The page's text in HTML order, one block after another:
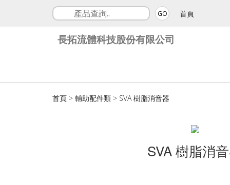
GO 首頁
長拓流體科技股份有限公司
首頁 > 輔助配件類 > SVA 樹脂消音器
SVA 樹脂消